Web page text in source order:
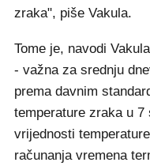
zraka", piše Vakula.
Tome je, navodi
- važna za srednju
prema davnim
temperature zraka u
vrijednosti
računanja vremena